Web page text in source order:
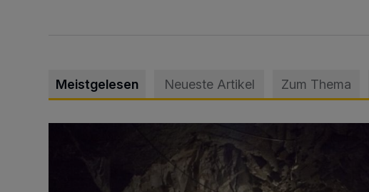
Meistgelesen Neueste Artikel Zum Thema